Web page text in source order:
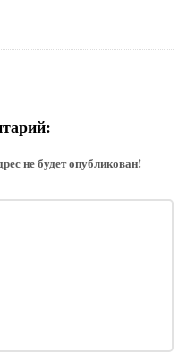
не будет опубликован!